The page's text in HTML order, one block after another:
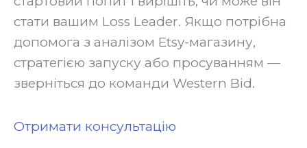
стати вашим Loss Leader. Якщо потрібна
допомога з аналізом Etsy-магазину,
стратегією запуску або просуванням —
зверніться до команди Western Bid.
Отримати консультацію